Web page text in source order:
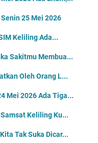
25 Mei 2026
Keliling Ada...
Sakitmu Membua...
Oleh Orang L...
Mei 2026 Ada Tiga...
Keliling Ku...
Tak Suka Dicar...